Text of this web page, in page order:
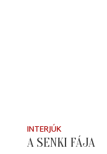
INTERJÚK
A SENKI FÁJA